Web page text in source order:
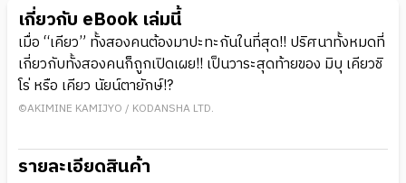
เกี่ยวกับ eBook เล่มนี้
เมื่อ “เคียว” ทั้งสองคนต้องมาปะทะกันในที่สุด!! ปริศนาทั้งหมดที่
เกี่ยวกับทั้งสองคนก็ถูกเปิดเผย!! เป็นวาระสุดท้ายของ มิบุ เคียวชิ
โร่ หรือ เคียว นัยน์ตายักษ์!?
©AKIMINE KAMIJYO / KODANSHA LTD.
รายละเอียดสินค้า